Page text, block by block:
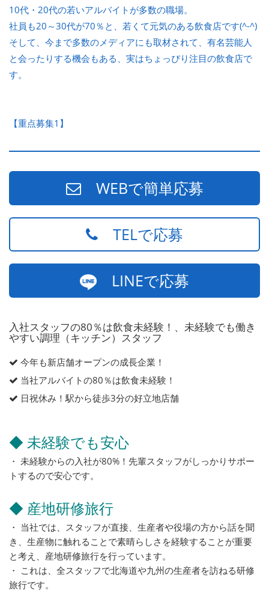
10代・20代の若いアルバイトが多数の職場。
社員も20～30代が70％と、若くて元気のある飲食店です(^-^)
そして、今まで多数のメディアにも取材されて、有名芸能人
と会ったりする機会もある、実はちょっぴり注目の飲食店で
す。
【重点募集1】
WEBで簡単応募
TELで応募
LINEで応募
入社スタッフの80％は飲食未経験！、未経験でも働き
やすい調理（キッチン）スタッフ
今年も新店舗オープンの成長企業！
当社アルバイトの80％は飲食未経験！
日祝休み！駅から徒歩3分の好立地店舗
◆ 未経験でも安心
・ 未経験からの入社が80%！先輩スタッフがしっかりサポー
トするので安心です。
◆ 産地研修旅行
・ 当社では、スタッフが直接、生産者や役場の方から話を聞
き、生産物に触れることで素晴らしさを経験することが重要
と考え、産地研修旅行を行っています。
・ これは、全スタッフで北海道や九州の生産者を訪ねる研修
旅行です。